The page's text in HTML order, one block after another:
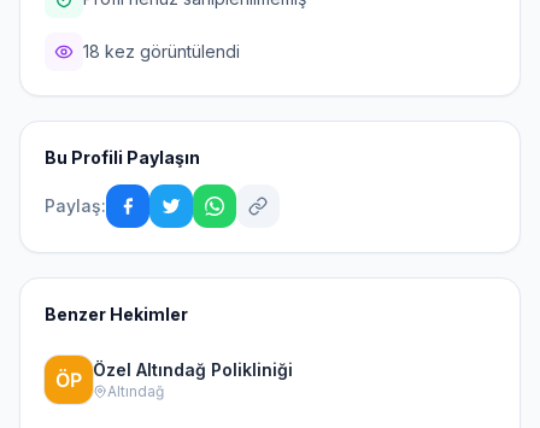
18 kez görüntülendi
Bu Profili Paylaşın
Paylaş:
Benzer Hekimler
Özel Altındağ Polikliniği
Altındağ